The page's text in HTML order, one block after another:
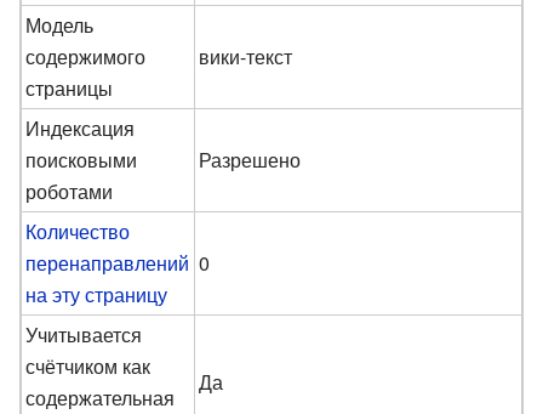
Модель
содержимого
страницы
вики-текст
Индексация
поисковыми
роботами
Разрешено
Количество
перенаправлений
на эту страницу
0
Учитывается
счётчиком как
содержательная
Да